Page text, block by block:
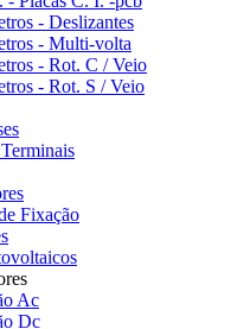
- Deslizantes
- Multi-volta
- Rot. C / Veio
- Rot. S / Veio
Fixação
Ac
Dc